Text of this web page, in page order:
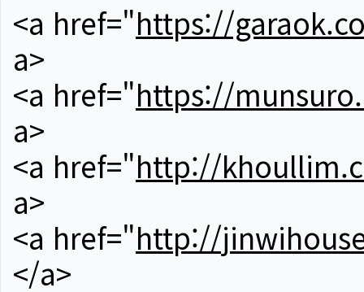
<a href="https://
a>
<a href="https://
a>
<a href="http://
a>
<a href="http://
</a>